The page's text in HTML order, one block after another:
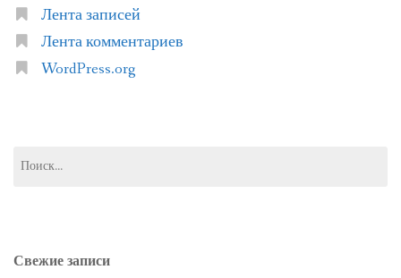
Лента записей
Лента комментариев
WordPress.org
Свежие записи